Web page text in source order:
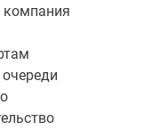
компания